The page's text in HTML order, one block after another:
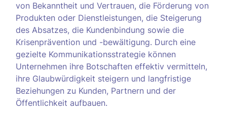
von Bekanntheit und Vertrauen, die Förderung von
Produkten oder Dienstleistungen, die Steigerung
des Absatzes, die Kundenbindung sowie die
Krisenprävention und -bewältigung. Durch eine
gezielte Kommunikationsstrategie können
Unternehmen ihre Botschaften effektiv vermitteln,
ihre Glaubwürdigkeit steigern und langfristige
Beziehungen zu Kunden, Partnern und der
Öffentlichkeit aufbauen.